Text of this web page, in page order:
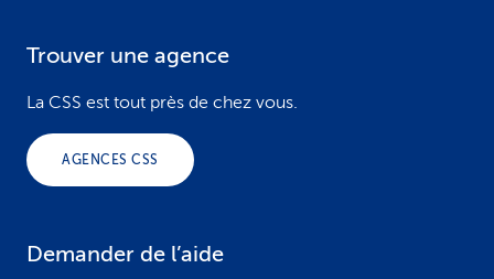
Trouver une agence
La CSS est tout près de chez vous.
AGENCES CSS
Demander de l’aide